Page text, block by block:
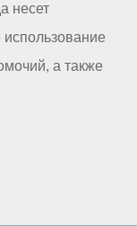
несет
использование
а также